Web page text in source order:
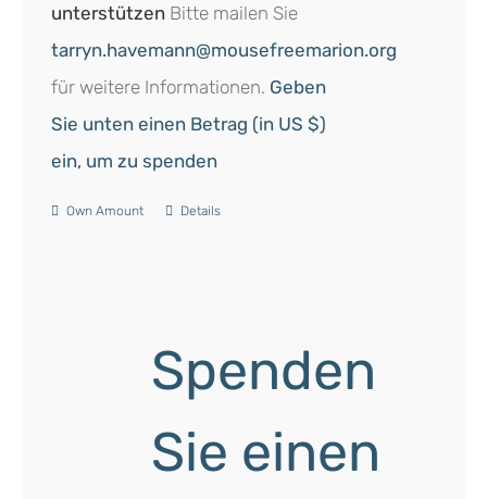
unterstützen Bitte mailen Sie
tarryn.havemann@mousefreemarion.org
für weitere Informationen. Geben
Sie unten einen Betrag (in US $)
ein, um zu spenden
Own Amount Details
Spenden
Sie einen